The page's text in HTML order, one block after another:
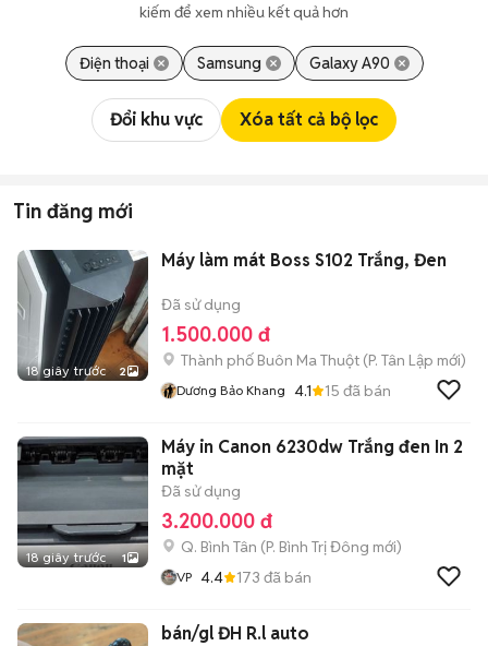
kiếm để xem nhiều kết quả hơn
Điện thoại Samsung Galaxy A90
Đổi khu vực Xóa tất cả bộ lọc
Tin đăng mới
18 giây trước 2
Máy làm mát Boss S102 Trắng, Đen
Đã sử dụng
1.500.000 đ
Thành phố Buôn Ma Thuột (P. Tân Lập mới)
Dương Bảo Khang 4.1 15 đã bán
18 giây trước 1
Máy in Canon 6230dw Trắng đen In 2
mặt
Đã sử dụng
3.200.000 đ
Q. Bình Tân (P. Bình Trị Đông mới)
VP 4.4 173 đã bán
bán/gl ĐH R.l auto